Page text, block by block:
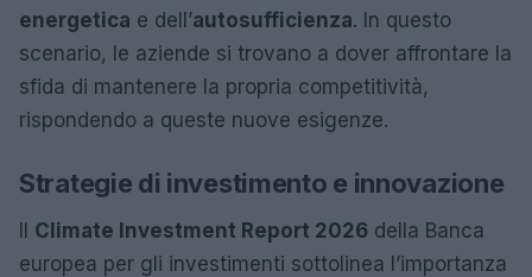
energetica e dell’autosufficienza. In questo
scenario, le aziende si trovano a dover affrontare la
sfida di mantenere la propria competitività,
rispondendo a queste nuove esigenze.
Strategie di investimento e innovazione
Il Climate Investment Report 2026 della Banca
europea per gli investimenti sottolinea l’importanza